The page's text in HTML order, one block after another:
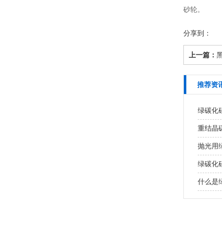
砂轮。
分享到：
上一篇：
推荐资
绿碳化
重结晶
抛光用
绿碳化
什么是